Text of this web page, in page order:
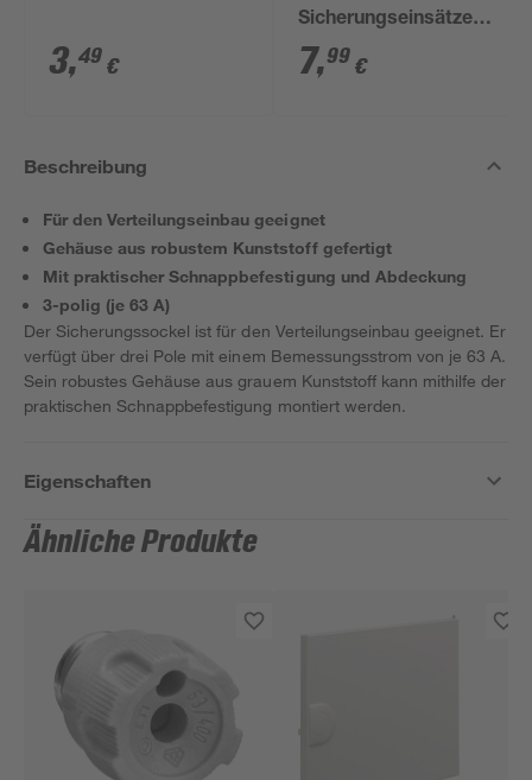
3,49 €
Sicherungseinsätze
D02 E18 35A 10 Stück
7,99 €
Beschreibung
Für den Verteilungseinbau geeignet
Gehäuse aus robustem Kunststoff gefertigt
Mit praktischer Schnappbefestigung und Abdeckung
3-polig (je 63 A)
Der Sicherungssockel ist für den Verteilungseinbau geeignet. Er
verfügt über drei Pole mit einem Bemessungsstrom von je 63 A.
Sein robustes Gehäuse aus grauem Kunststoff kann mithilfe der
praktischen Schnappbefestigung montiert werden.
Eigenschaften
Ähnliche Produkte